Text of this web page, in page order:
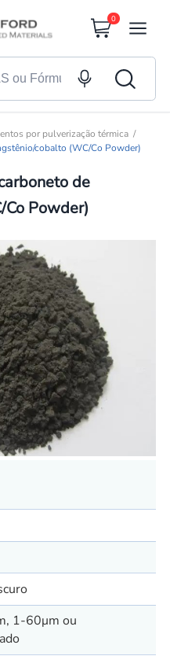
0
por pulverização térmica
cobalto (WC/Co Powder)
de
Powder)
1-60μm ou